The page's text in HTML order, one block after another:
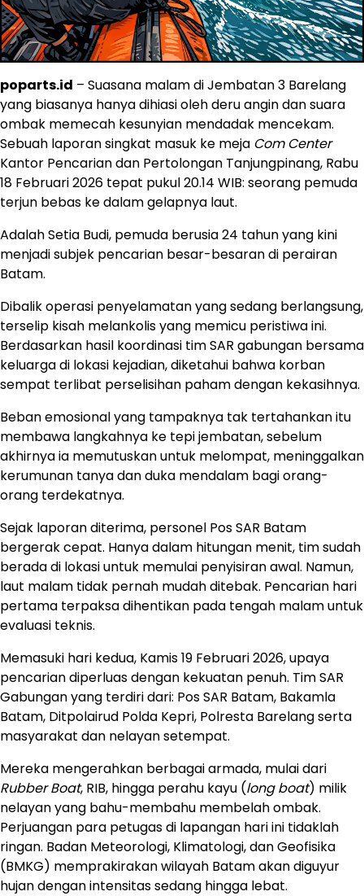
poparts.id – Suasana malam di Jembatan 3 Barelang
yang biasanya hanya dihiasi oleh deru angin dan suara
ombak memecah kesunyian mendadak mencekam.
Sebuah laporan singkat masuk ke meja Com Center
Kantor Pencarian dan Pertolongan Tanjungpinang, Rabu
18 Februari 2026 tepat pukul 20.14 WIB: seorang pemuda
terjun bebas ke dalam gelapnya laut.
Adalah Setia Budi, pemuda berusia 24 tahun yang kini
menjadi subjek pencarian besar-besaran di perairan
Batam.
Dibalik operasi penyelamatan yang sedang berlangsung,
terselip kisah melankolis yang memicu peristiwa ini.
Berdasarkan hasil koordinasi tim SAR gabungan bersama
keluarga di lokasi kejadian, diketahui bahwa korban
sempat terlibat perselisihan paham dengan kekasihnya.
Beban emosional yang tampaknya tak tertahankan itu
membawa langkahnya ke tepi jembatan, sebelum
akhirnya ia memutuskan untuk melompat, meninggalkan
kerumunan tanya dan duka mendalam bagi orang-
orang terdekatnya.
Sejak laporan diterima, personel Pos SAR Batam
bergerak cepat. Hanya dalam hitungan menit, tim sudah
berada di lokasi untuk memulai penyisiran awal. Namun,
laut malam tidak pernah mudah ditebak. Pencarian hari
pertama terpaksa dihentikan pada tengah malam untuk
evaluasi teknis.
Memasuki hari kedua, Kamis 19 Februari 2026, upaya
pencarian diperluas dengan kekuatan penuh. Tim SAR
Gabungan yang terdiri dari: Pos SAR Batam, Bakamla
Batam, Ditpolairud Polda Kepri, Polresta Barelang serta
masyarakat dan nelayan setempat.
Mereka mengerahkan berbagai armada, mulai dari
Rubber Boat, RIB, hingga perahu kayu (long boat) milik
nelayan yang bahu-membahu membelah ombak.
Perjuangan para petugas di lapangan hari ini tidaklah
ringan. Badan Meteorologi, Klimatologi, dan Geofisika
(BMKG) memprakirakan wilayah Batam akan diguyur
hujan dengan intensitas sedang hingga lebat.